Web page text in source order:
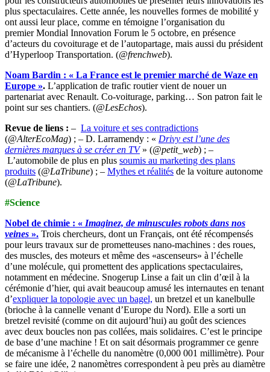
plus spectaculaires. Cette année, les nouvelles formes de mobilité y
ont aussi leur place, comme en témoigne l’organisation du
premier Mondial Innovation Forum le 5 octobre, en présence
d’acteurs du covoiturage et de l’autopartage, mais aussi du président
d’Hyperloop Transportation. (@frenchweb).
Noam Bardin : « La France est le premier marché de Waze en
Europe ». L’application de trafic routier vient de nouer un
partenariat avec Renault. Co-voiturage, parking… Son patron fait le
point sur ses chantiers. (@LesEchos).
Revue de liens : – La voiture et ses contradictions
(@AlterEcoMag) ; – D. Larramendy : « Drivy est l’une des
dernières marques à se créer en TV» (@petit_web) ; –
L’automobile de plus en plus soumis au marketing des plans
produits (@LaTribune) ; – Mythes et réalités de la voiture autonome
(@LaTribune).
#Science
Nobel de chimie : « Imaginez, de minuscules robots dans nos
veines ». Trois chercheurs, dont un Français, ont été récompensés
pour leurs travaux sur de prometteuses nano-machines : des roues,
des muscles, des moteurs et même des «ascenseurs» à l’échelle
d’une molécule, qui promettent des applications spectaculaires,
notamment en médecine. Snogerup Linse a fait un clin d’œil à la
cérémonie d’hier, qui avait beaucoup amusé les internautes en tenant
d’expliquer la topologie avec un bagel, un bretzel et un kanelbulle
(brioche à la cannelle venant d’Europe du Nord). Elle a sorti un
bretzel revisité (comme on dit aujourd’hui) au goût des sciences
avec deux boucles non pas collées, mais solidaires. C’est le principe
de base d’une machine ! Et on sait désormais programmer ce genre
de mécanisme à l’échelle du nanomètre (0,000 001 millimètre). Pour
se faire une idée, 2 nanomètres correspondent à peu près au diamètre